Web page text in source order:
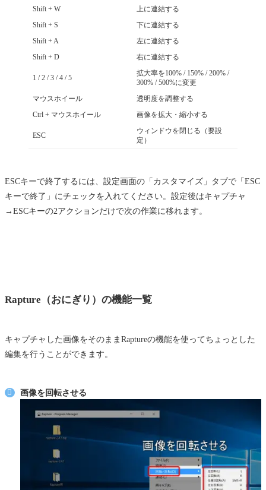
Shift + W 上に連結する
Shift + S 下に連結する
Shift + A 左に連結する
Shift + D 右に連結する
1 / 2 / 3 / 4 / 5
拡大率を100% / 150% / 200% /
300% / 500%に変更
マウスホイール 透明度を調整する
Ctrl + マウスホイール 画像を拡大・縮小する
ESC
ウィンドウを閉じる（要設
定）
ESCキーで終了するには、設定画面の「カスタマイズ」タブで「ESC
キーで終了」にチェックを入れてください。設定後はキャプチャ
→ESCキーの2アクションだけで次の作業に移れます。
Rapture（おにぎり）の機能一覧
キャプチャした画像をそのままRaptureの機能を使ってちょっとした
編集を行うことができます。
画像を回転させる